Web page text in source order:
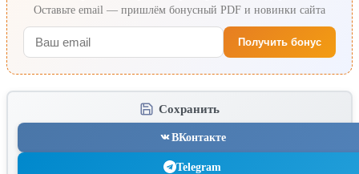
Оставьте email — пришлём бонусный PDF и новинки сайта
Получить бонус
Сохранить
ВКонтакте
Telegram